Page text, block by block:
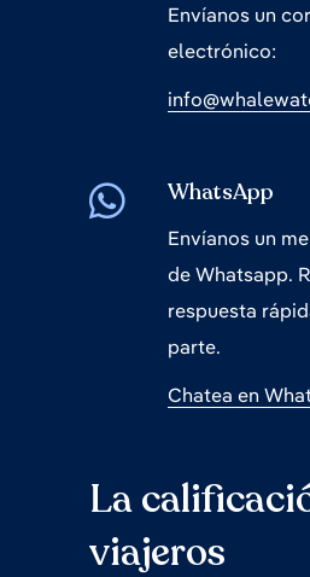
Envíanos un
electrónico:
WhatsApp
Envíanos un
de Whatsapp.
respuesta
parte.
Chatea en
La
viajeros